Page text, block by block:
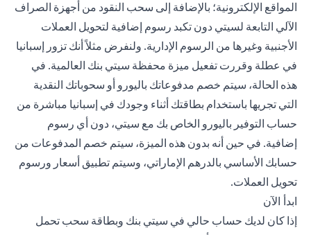
المواقع الإلكترونية؛ بالإضافة إلى سحب النقود من أجهزة الصراف
الآلي التابعة لسيتي دون تكبد رسوم إضافية لتحويل العملات
الأجنبية وغيرها من الرسوم الإدارية. ولنفرض مثلاً أنك تزور إسبانيا
في عطلة وقررت تفعيل ميزة محفظة سيتي بنك العالمية. في
هذه الحالة، سيتم خصم مدفوعاتك باليورو أو سحوباتك النقدية
التي تجريها باستخدام بطاقتك أثناء وجودك في إسبانيا مباشرة من
حساب التوفير باليورو الخاص بك مع سيتي، دون أي رسوم
إضافية. في حين أنه بدون هذه الميزة، سيتم خصم المدفوعات من
حسابك الأساسي بالدرهم الإماراتي، وسيتم تطبيق أسعار ورسوم
تحويل العملات.
ابدأ الآن
إذا كان لديك حساب حالي في سيتي بنك وبطاقة سحب تحمل